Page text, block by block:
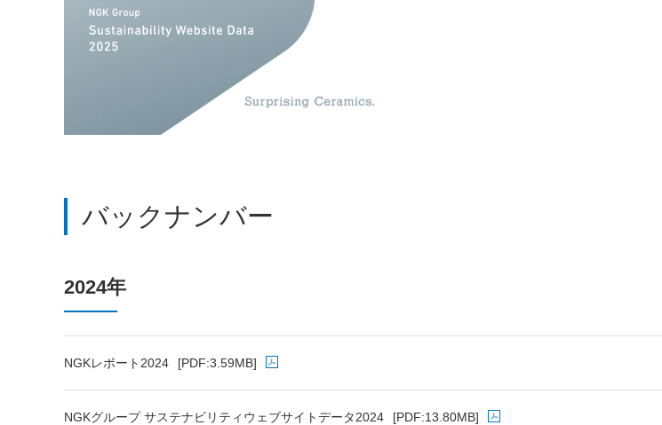
バックナンバー
2024年
NGKレポート2024 [PDF:3.59MB]
NGKグループ サステナビリティウェブサイトデータ2024 [PDF:13.80MB]